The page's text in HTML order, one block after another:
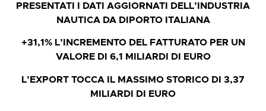
PRESENTATI I DATI AGGIORNATI DELL’INDUSTRIA
NAUTICA DA DIPORTO ITALIANA
+31,1% L’INCREMENTO DEL FATTURATO PER UN
VALORE DI 6,1 MILIARDI DI EURO
L’EXPORT TOCCA IL MASSIMO STORICO DI 3,37
MILIARDI DI EURO